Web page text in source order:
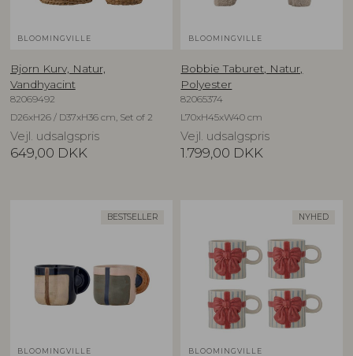
BLOOMINGVILLE
Bjorn Kurv, Natur,
Vandhyacint
82069492
D26xH26 / D37xH36 cm, Set of 2
Vejl. udsalgspris
649,00 DKK
BLOOMINGVILLE
Bobbie Taburet, Natur,
Polyester
82065374
L70xH45xW40 cm
Vejl. udsalgspris
1.799,00 DKK
BESTSELLER
BLOOMINGVILLE
NYHED
BLOOMINGVILLE